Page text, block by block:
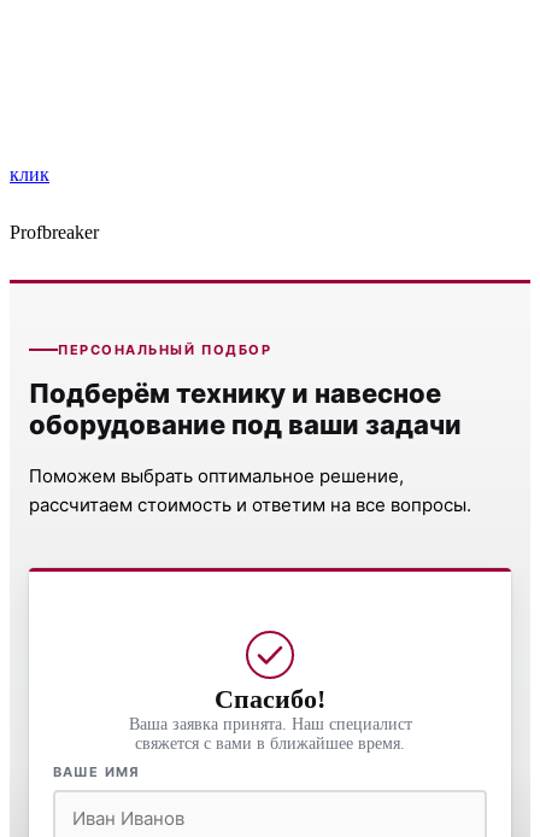
клик
Profbreaker
ПЕРСОНАЛЬНЫЙ ПОДБОР
Подберём технику и навесное
оборудование под ваши задачи
Поможем выбрать оптимальное решение,
рассчитаем стоимость и ответим на все вопросы.
Спасибо!
Ваша заявка принята. Наш специалист
свяжется с вами в ближайшее время.
ВАШЕ ИМЯ